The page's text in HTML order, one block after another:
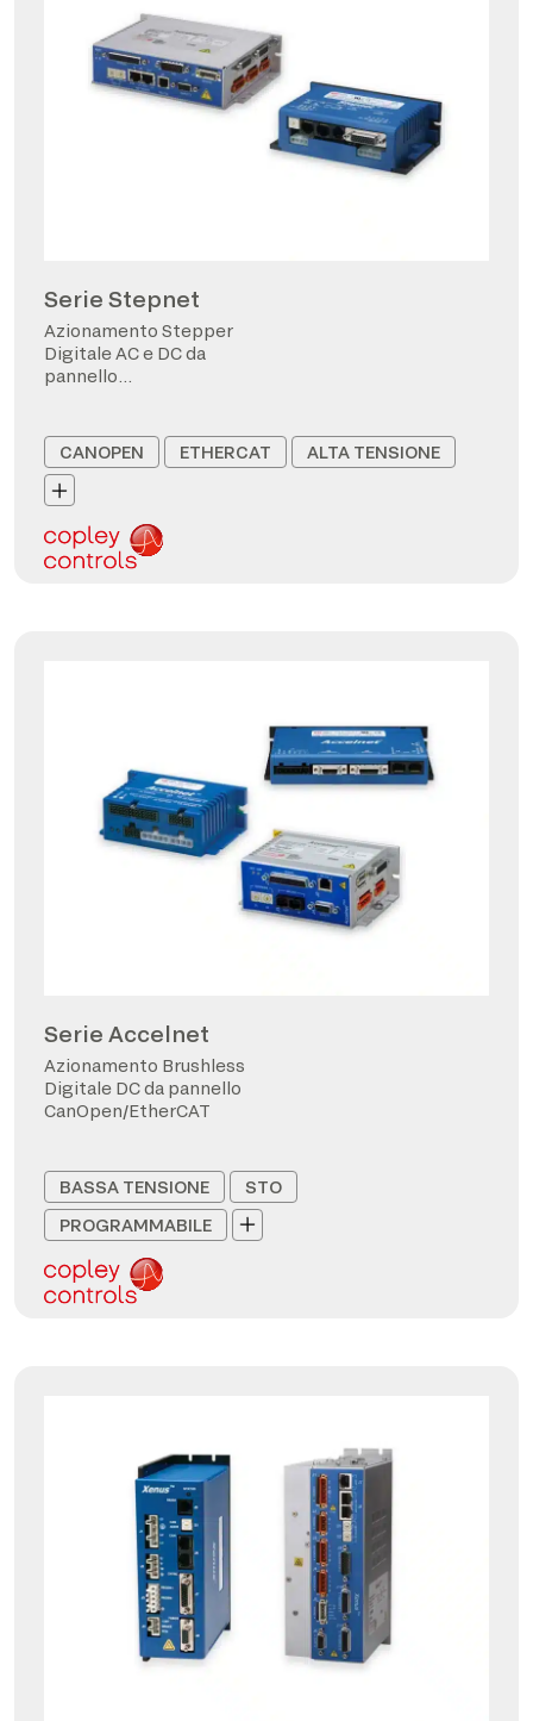
Serie Stepnet
Azionamento Stepper
Digitale AC e DC da
pannello
CANOPEN ETHERCAT ALTA TENSIONE
Serie Accelnet
Azionamento Brushless
Digitale DC da pannello
CanOpen/EtherCAT
BASSA TENSIONE
STO
PROGRAMMABILE